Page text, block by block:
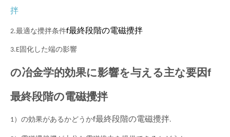
拌
2.最適な攪拌条件f最終段階の電磁攪拌
3.E固化した端の影響
の冶金学的効果に影響を与える主な要因f
最終段階の電磁攪拌
1）の効果があるかどうかf最終段階の電磁攪拌.